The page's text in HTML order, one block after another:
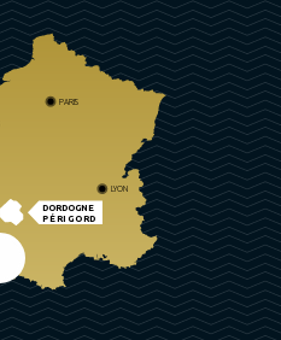
DORDOGNE
PÉRIGORD
PARIS
LYON